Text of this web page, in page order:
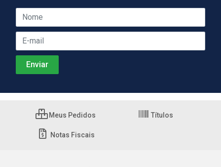
Meus Pedidos Títulos
Notas Fiscais